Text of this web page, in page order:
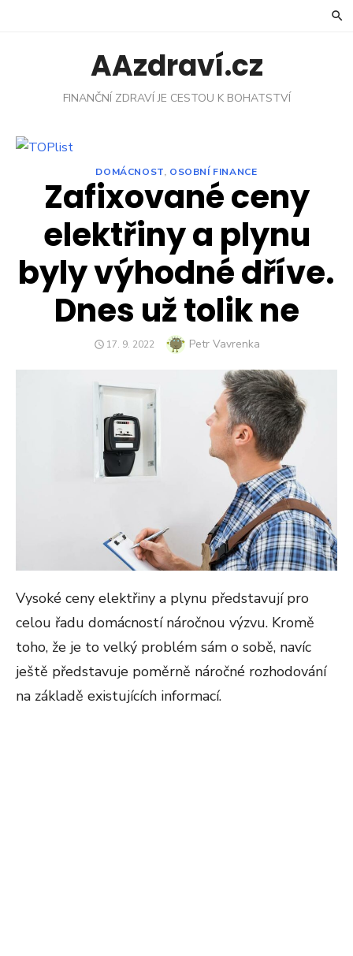
AAzdraví.cz
FINANČNÍ ZDRAVÍ JE CESTOU K BOHATSTVÍ
DOMÁCNOST, OSOBNÍ FINANCE
Zafixované ceny
elektřiny a plynu
byly výhodné dříve.
Dnes už tolik ne
POSTED
17. 9. 2022 Author
Petr Vavrenka
Vysoké ceny elektřiny a plynu představují pro
celou řadu domácností náročnou výzvu. Kromě
toho, že je to velký problém sám o sobě, navíc
ještě představuje poměrně náročné rozhodování
na základě existujících informací.